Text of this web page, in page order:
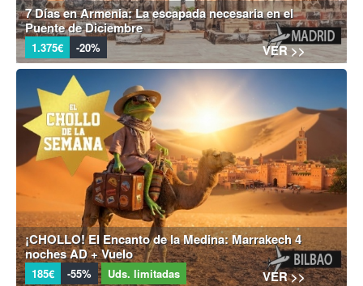
7 Días en Armenia: La escapada necesaria en el
Puente de Diciembre
1.375€ -20% VER >>
¡CHOLLO! El Encanto de la Medina: Marrakech 4
noches AD + Vuelo
185€ -55% Uds. limitadas VER >>